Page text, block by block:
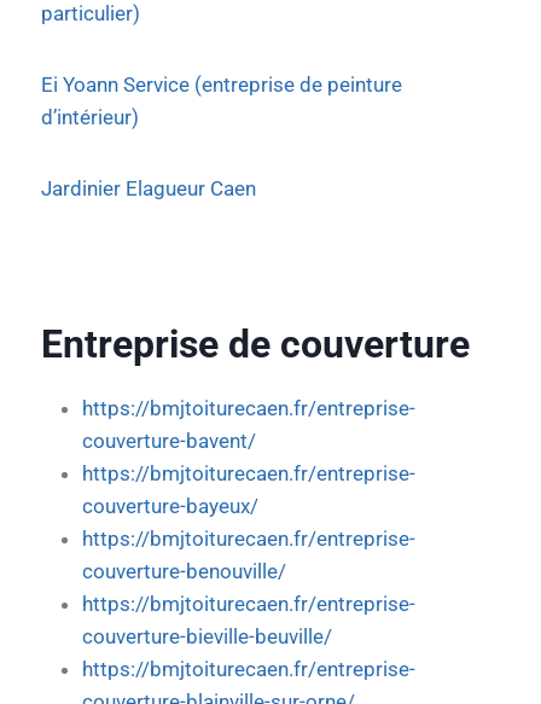
particulier)
Ei Yoann Service (entreprise de peinture
d’intérieur)
Jardinier Elagueur Caen
Entreprise de couverture
https://bmjtoiturecaen.fr/entreprise-
couverture-bavent/
https://bmjtoiturecaen.fr/entreprise-
couverture-bayeux/
https://bmjtoiturecaen.fr/entreprise-
couverture-benouville/
https://bmjtoiturecaen.fr/entreprise-
couverture-bieville-beuville/
https://bmjtoiturecaen.fr/entreprise-